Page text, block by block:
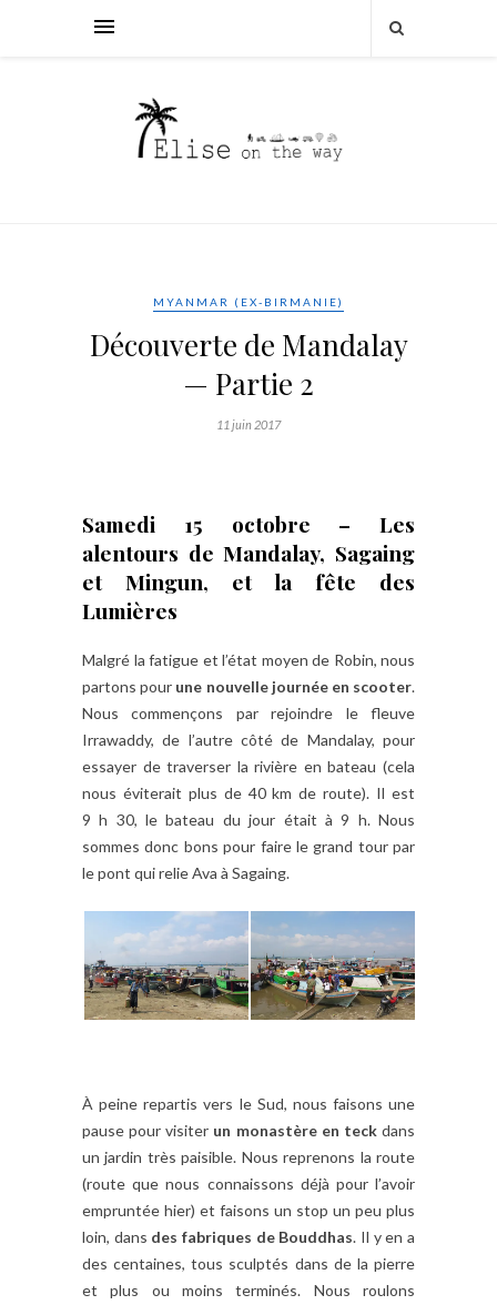
MYANMAR (EX-BIRMANIE)
Découverte de Mandalay
— Partie 2
11 juin 2017
Samedi 15 octobre – Les
alentours de Mandalay, Sagaing
et Mingun, et la fête des
Lumières
Malgré la fatigue et l’état moyen de Robin, nous
partons pour une nouvelle journée en scooter.
Nous commençons par rejoindre le fleuve
Irrawaddy, de l’autre côté de Mandalay, pour
essayer de traverser la rivière en bateau (cela
nous éviterait plus de 40 km de route). Il est
9 h 30, le bateau du jour était à 9 h. Nous
sommes donc bons pour faire le grand tour par
le pont qui relie Ava à Sagaing.
À peine repartis vers le Sud, nous faisons une
pause pour visiter un monastère en teckdans
un jardin très paisible. Nous reprenons la route
(route que nous connaissons déjà pour l’avoir
empruntée hier) et faisons un stop un peu plus
loin, dans des fabriques de Bouddhas. Il y en a
des centaines, tous sculptés dans de la pierre
et plus ou moins terminés. Nous roulons